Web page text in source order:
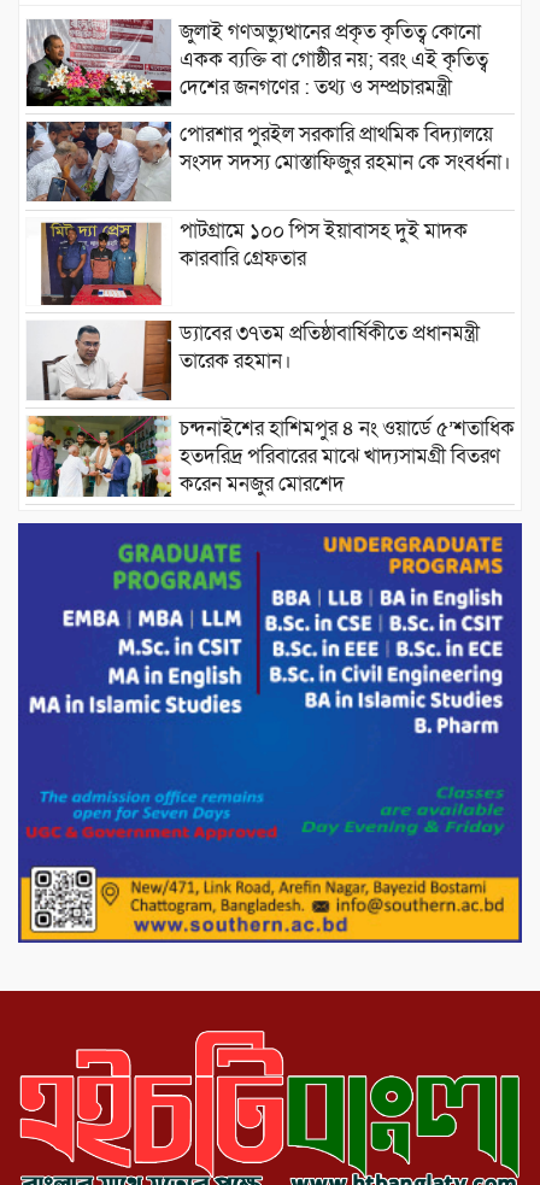
জুলাই গণঅভ্যুত্থানের প্রকৃত কৃতিত্ব কোনো
একক ব্যক্তি বা গোষ্ঠীর নয়; বরং এই কৃতিত্ব
দেশের জনগণের : তথ্য ও সম্প্রচারমন্ত্রী
পোরশার পুরইল সরকারি প্রাথমিক বিদ্যালয়ে
সংসদ সদস্য মোস্তাফিজুর রহমান কে সংবর্ধনা।
পাটগ্রামে ১০০ পিস ইয়াবাসহ দুই মাদক
কারবারি গ্রেফতার
ড্যাবের ৩৭তম প্রতিষ্ঠাবার্ষিকীতে প্রধানমন্ত্রী
তারেক রহমান।
চন্দনাইশের হাশিমপুর ৪ নং ওয়ার্ডে ৫’শতাধিক
হতদরিদ্র পরিবারের মাঝে খাদ্যসামগ্রী বিতরণ
করেন মনজুর মোরশেদ
পরিবেশ রক্ষায় পাটগ্রামে ইহসান ইয়ুথ
সার্কেলের বৃক্ষরোপণ
মিরপুর-১১ নম্বরে দুর্বৃত্তদের গুলিতে বিএনপি
নেতা গুরুতর আহত
পাটগ্রামে চিকিৎসা সেবায় বীর মুক্তিযোদ্ধা দবির
পাটগ্রামের দহগ্রাম ইউনিয়নের প্রধান সড়ক
ভেঙ্গে যোগাযোগ বিছিন্ন
অস্ট্রেলিয়া একাদশের বিপক্ষে ব্যাটিং ধসের
দিনে মিরাজের অপরাজিত সেঞ্চুরি